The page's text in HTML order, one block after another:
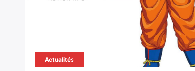
Actualités